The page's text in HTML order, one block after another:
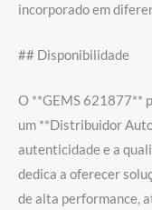
incorporado em
## Disponibilidade
O **GEMS 621877**
um **Distribuidor
autenticidade e a
dedica a oferecer
de alta performance,